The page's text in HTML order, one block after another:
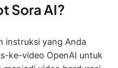
Sora AI?
instruksi yang Anda
ke-video OpenAI untuk